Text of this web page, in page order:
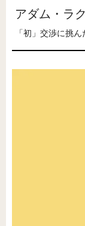
アダム・ラ
「初」交渉に挑